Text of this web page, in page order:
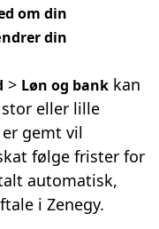
om din
din
> Løn og bank kan
eller lille
gemt vil
følge frister for
automatisk,
i Zenegy.